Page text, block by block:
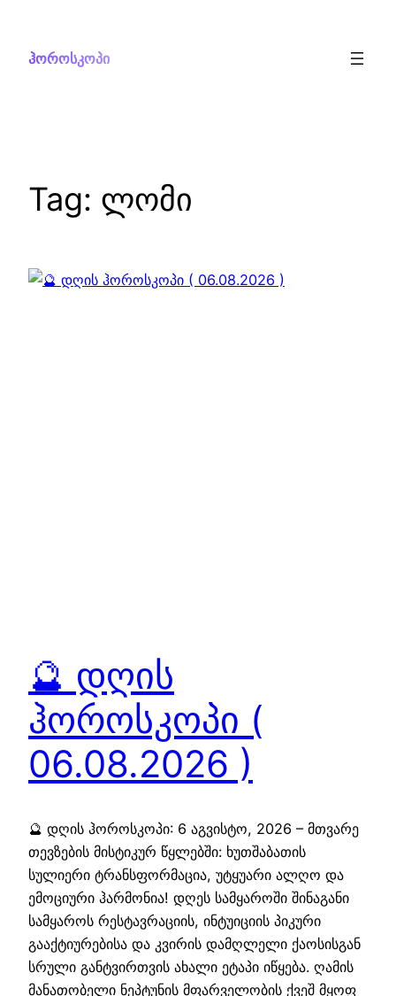
content
ჰოროსკოპი
Tag: ლომი
🔮 დღის
ჰოროსკოპი (
06.08.2026 )
🔮 დღის ჰოროსკოპი: 6 აგვისტო, 2026 – მთვარე
თევზების მისტიკურ წყლებში: ხუთშაბათის
სულიერი ტრანსფორმაცია, უტყუარი ალღო და
ემოციური ჰარმონია! დღეს სამყაროში შინაგანი
სამყაროს რესტავრაციის, ინტუიციის პიკური
გააქტიურებისა და კვირის დამღლელი ქაოსისგან
სრული განტვირთვის ახალი ეტაპი იწყება. ღამის
მანათობელი ნეპტუნის მფარველობის ქვეშ მყოფ